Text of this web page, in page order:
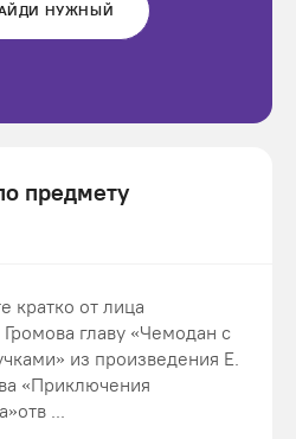
НУЖНЫЙ
предмету
кратко от лица
главу «Чемодан с
из произведения Е.
«Приключения
...